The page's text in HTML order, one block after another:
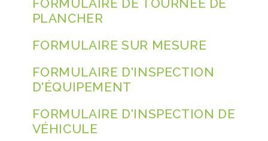
FORMULAIRE DE TOURNÉE DE
PLANCHER
FORMULAIRE SUR MESURE
FORMULAIRE D'INSPECTION
D'ÉQUIPEMENT
FORMULAIRE D'INSPECTION DE
VÉHICULE